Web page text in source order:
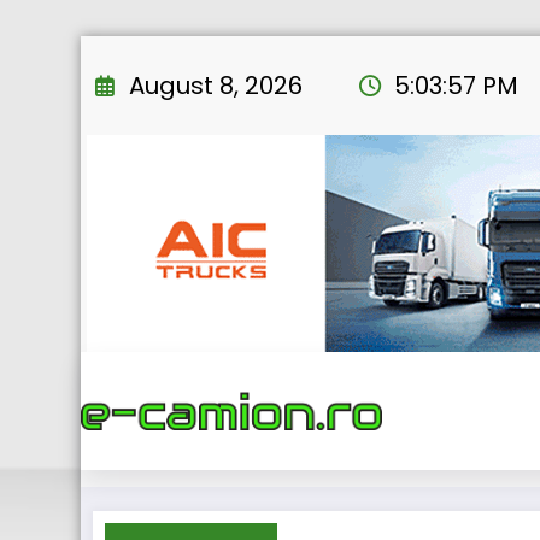
to
August 8, 2026 5:03:58 PM